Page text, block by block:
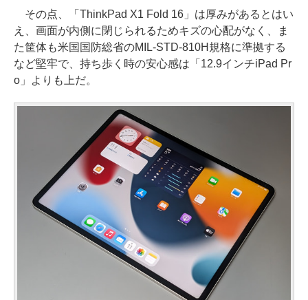
その点、「ThinkPad X1 Fold 16」は厚みがあるとはい
え、画面が内側に閉じられるためキズの心配がなく、ま
た筐体も米国国防総省のMIL-STD-810H規格に準拠する
など堅牢で、持ち歩く時の安心感は「12.9インチiPad Pr
o」よりも上だ。